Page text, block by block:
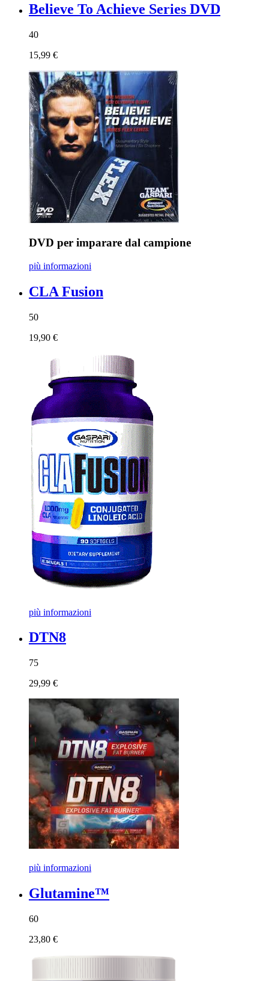
Believe To Achieve Series DVD
40
15,99 €
DVD per imparare dal campione
più informazioni
CLA Fusion
50
19,90 €
più informazioni
DTN8
75
29,99 €
più informazioni
Glutamine™
60
23,80 €